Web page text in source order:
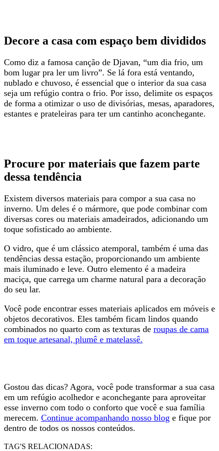
Decore a casa com espaço bem divididos
Como diz a famosa canção de Djavan, “um dia frio, um
bom lugar pra ler um livro”. Se lá fora está ventando,
nublado e chuvoso, é essencial que o interior da sua casa
seja um refúgio contra o frio. Por isso, delimite os espaços
de forma a otimizar o uso de divisórias, mesas, aparadores,
estantes e prateleiras para ter um cantinho aconchegante.
Procure por materiais que fazem parte
dessa tendência
Existem diversos materiais para compor a sua casa no
inverno. Um deles é o mármore, que pode combinar com
diversas cores ou materiais amadeirados, adicionando um
toque sofisticado ao ambiente.
O vidro, que é um clássico atemporal, também é uma das
tendências dessa estação, proporcionando um ambiente
mais iluminado e leve. Outro elemento é a madeira
maciça, que carrega um charme natural para a decoração
do seu lar.
Você pode encontrar esses materiais aplicados em móveis e
objetos decorativos. Eles também ficam lindos quando
combinados no quarto com as texturas de roupas de cama
em toque artesanal, plumê e matelassê.
Gostou das dicas? Agora, você pode transformar a sua casa
em um refúgio acolhedor e aconchegante para aproveitar
esse inverno com todo o conforto que você e sua família
merecem. Continue acompanhando nosso blog e fique por
dentro de todos os nossos conteúdos.
TAG'S RELACIONADAS: